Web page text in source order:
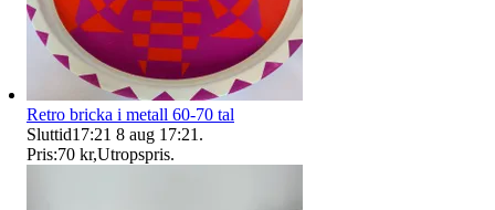
Retro bricka i metall 60-70 tal
Sluttid17:21 8 aug 17:21 .
Pris:70 kr,Utropspris.